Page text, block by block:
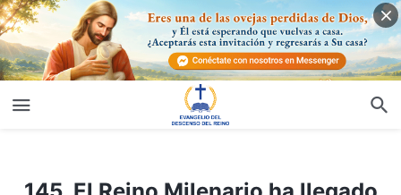
145 El Reino Milenario ha llegado